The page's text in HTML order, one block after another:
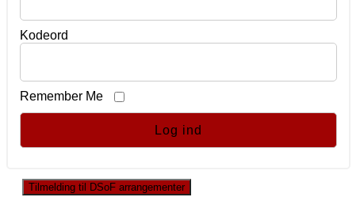
Kodeord
Remember Me
Tilmelding til DSoF arrangementer